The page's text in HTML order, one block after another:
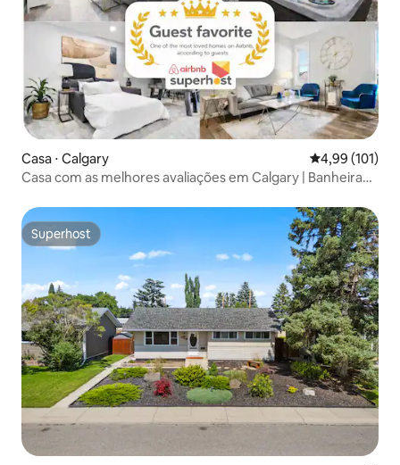
Casa ⋅ Calgary 4,99 de uma
4,99 (101)
Casa com as melhores avaliações em Calgary | Banheira
Superhost
Superhost